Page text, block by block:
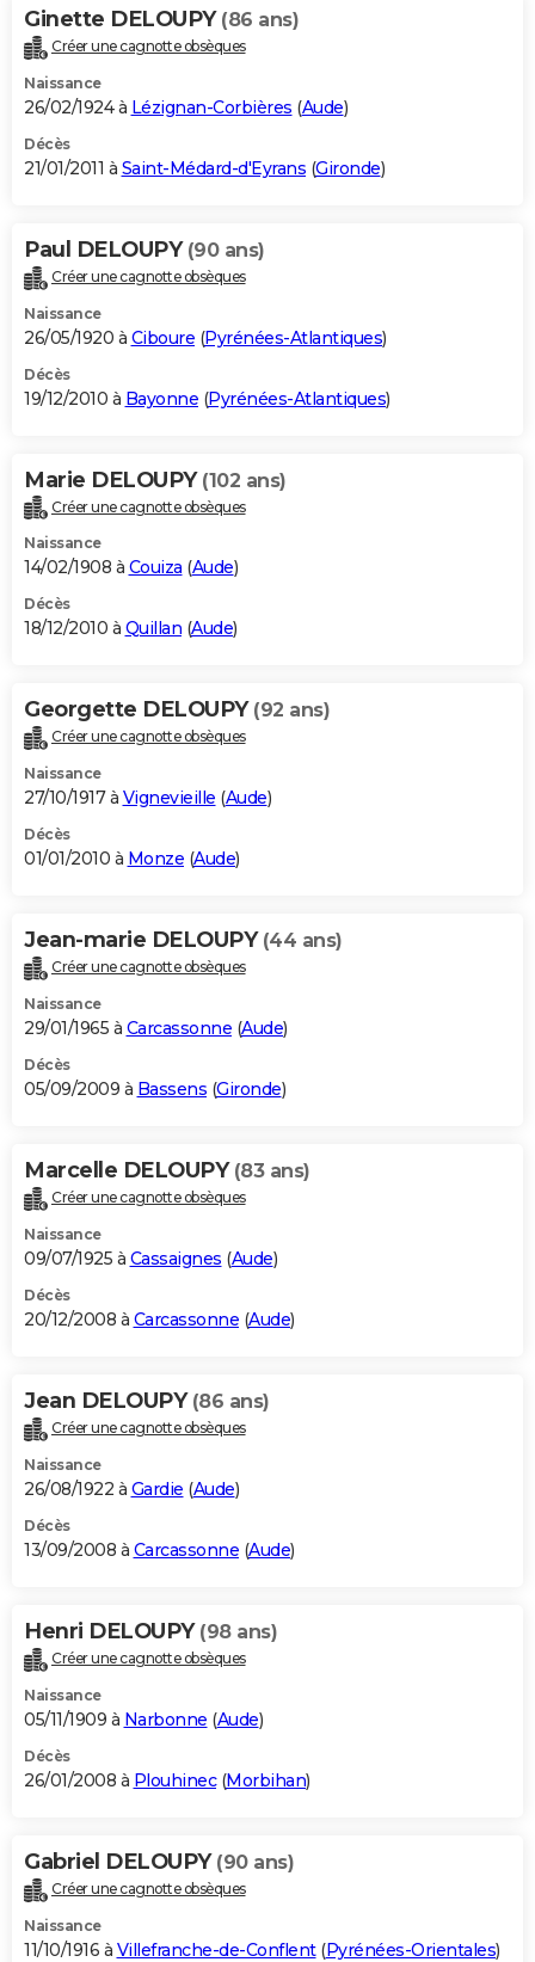
Ginette DELOUPY (86 ans)
Créer une cagnotte obsèques
Naissance
26/02/1924 à Lézignan-Corbières (Aude)
Décès
21/01/2011 à Saint-Médard-d'Eyrans (Gironde)
Paul DELOUPY (90 ans)
Créer une cagnotte obsèques
Naissance
26/05/1920 à Ciboure (Pyrénées-Atlantiques)
Décès
19/12/2010 à Bayonne (Pyrénées-Atlantiques)
Marie DELOUPY (102 ans)
Créer une cagnotte obsèques
Naissance
14/02/1908 à Couiza (Aude)
Décès
18/12/2010 à Quillan (Aude)
Georgette DELOUPY (92 ans)
Créer une cagnotte obsèques
Naissance
27/10/1917 à Vignevieille (Aude)
Décès
01/01/2010 à Monze (Aude)
Jean-marie DELOUPY (44 ans)
Créer une cagnotte obsèques
Naissance
29/01/1965 à Carcassonne (Aude)
Décès
05/09/2009 à Bassens (Gironde)
Marcelle DELOUPY (83 ans)
Créer une cagnotte obsèques
Naissance
09/07/1925 à Cassaignes (Aude)
Décès
20/12/2008 à Carcassonne (Aude)
Jean DELOUPY (86 ans)
Créer une cagnotte obsèques
Naissance
26/08/1922 à Gardie (Aude)
Décès
13/09/2008 à Carcassonne (Aude)
Henri DELOUPY (98 ans)
Créer une cagnotte obsèques
Naissance
05/11/1909 à Narbonne (Aude)
Décès
26/01/2008 à Plouhinec(Morbihan)
Gabriel DELOUPY (90 ans)
Créer une cagnotte obsèques
Naissance
11/10/1916 à Villefranche-de-Conflent(Pyrénées-Orientales)